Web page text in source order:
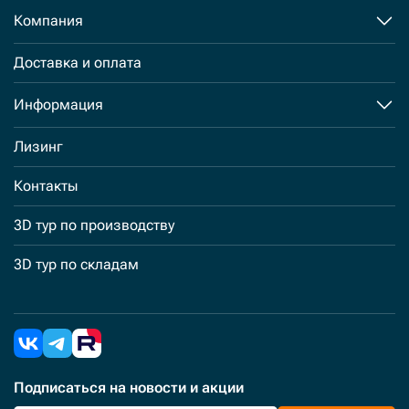
Компания
Доставка и оплата
Информация
Лизинг
Контакты
3D тур по производству
3D тур по складам
Подписаться на новости и акции